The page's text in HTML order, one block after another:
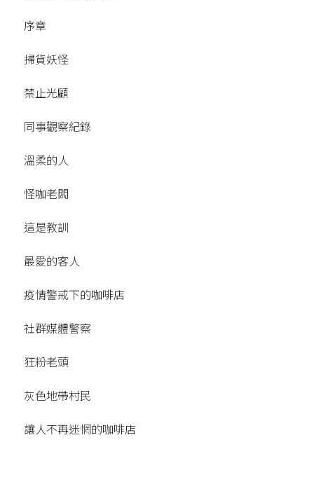
序章
掃貨妖怪
禁止光顧
同事觀察紀錄
溫柔的人
怪咖老闆
這是教訓
最愛的客人
疫情警戒下的咖啡店
社群媒體警察
狂粉老頭
灰色地帶村民
讓人不再迷惘的咖啡店